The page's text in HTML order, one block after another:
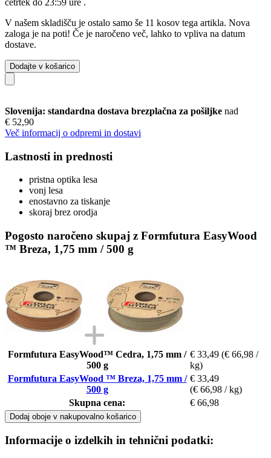
V našem skladišču je ostalo samo še 11 kosov tega artikla. Nova
zaloga je na poti! Če je naročeno več, lahko to vpliva na datum
dostave.
Dodajte v košarico
Slovenija: standardna dostava brezplačna za pošiljke nad
€ 52,90
Več informacij o odpremi in dostavi
Lastnosti in prednosti
pristna optika lesa
vonj lesa
enostavno za tiskanje
skoraj brez orodja
Pogosto naročeno skupaj z Formfutura EasyWood
™ Breza, 1,75 mm / 500 g
Formfutura EasyWood™ Cedra, 1,75 mm /
500 g
€ 33,49 (€ 66,98 /
kg)
Formfutura EasyWood ™ Breza, 1,75 mm /
500 g
€ 33,49
(€ 66,98 / kg)
Skupna cena:
€ 66,98
Dodaj oboje v nakupovalno košarico
Informacije o izdelkih in tehnični podatki: